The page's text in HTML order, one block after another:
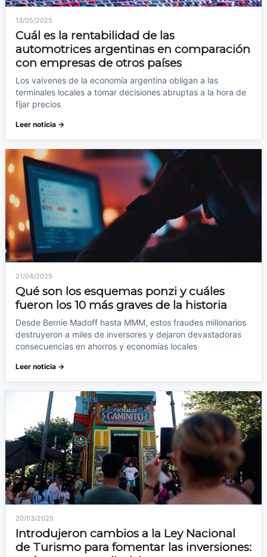
13/05/2025
Cuál es la rentabilidad de las
automotrices argentinas en comparación
con empresas de otros países
Los vaivenes de la economía argentina obligan a las
terminales locales a tomar decisiones abruptas a la hora de
fijar precios
Leer noticia →
21/04/2025
Qué son los esquemas ponzi y cuáles
fueron los 10 más graves de la historia
Desde Bernie Madoff hasta MMM, estos fraudes millonarios
destruyeron a miles de inversores y dejaron devastadoras
consecuencias en ahorros y economías locales
Leer noticia →
20/03/2025
Introdujeron cambios a la Ley Nacional
de Turismo para fomentar las inversiones: